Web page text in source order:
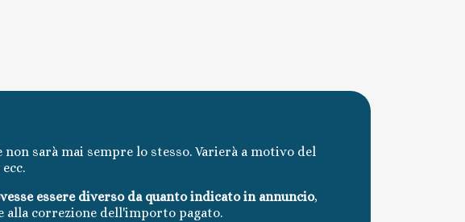
sarà mai sempre lo stesso. Varierà a motivo del
essere diverso da quanto indicato in annuncio,
correzione dell'importo pagato.